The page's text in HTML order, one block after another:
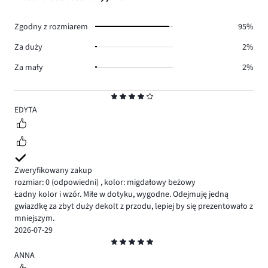
4
EDYTA
Zweryfikowany zakup
rozmiar: 0 (odpowiedni) , kolor: migdałowy beżowy
Ładny kolor i wzór. Miłe w dotyku, wygodne. Odejmuję jedną
gwiazdkę za zbyt duży dekolt z przodu, lepiej by się prezentowało z
mniejszym.
2026-07-29
5
ANNA
Zgodny z rozmiarem
95%
Za duży
2%
Za mały
2%